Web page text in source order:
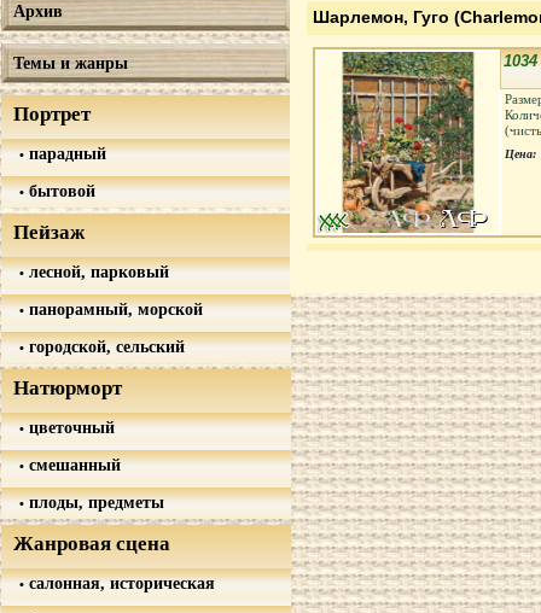
Архив
Темы и жанры
Портрет
парадный
бытовой
Пейзаж
лесной, парковый
панорамный, морской
городской, сельский
Натюрморт
цветочный
смешанный
плоды, предметы
Жанровая сцена
салонная, историческая
Шарлемон, Гуго
Цена: